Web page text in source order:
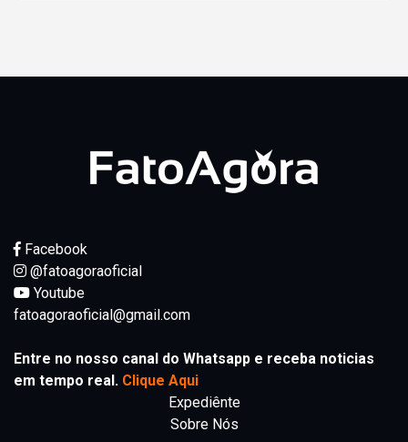
Facebook
@fatoagoraoficial
Youtube
fatoagoraoficial@gmail.com
Entre no nosso canal do Whatsapp e receba noticias
em tempo real. Clique Aqui
Expediênte
Sobre Nós